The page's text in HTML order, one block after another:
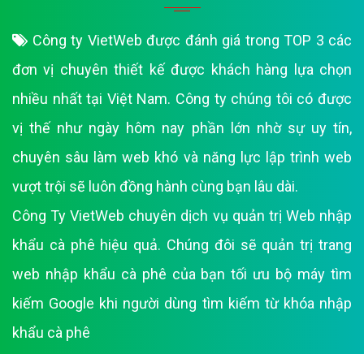
Công ty VietWeb được đánh giá trong TOP 3 các
đơn vị chuyên thiết kế được khách hàng lựa chọn
nhiều nhất tại Việt Nam. Công ty chúng tôi có được
vị thế như ngày hôm nay phần lớn nhờ sự uy tín,
chuyên sâu làm web khó và năng lực lập trình web
vượt trội sẽ luôn đồng hành cùng bạn lâu dài.
Công Ty VietWeb chuyên dịch vụ quản trị Web nhập
khẩu cà phê hiệu quả. Chúng đôi sẽ quản trị trang
web nhập khẩu cà phê của bạn tối ưu bộ máy tìm
kiếm Google khi người dùng tìm kiếm từ khóa nhập
khẩu cà phê